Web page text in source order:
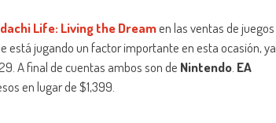
Life: Living the Dreamen las ventas de juegos
está jugando un factor importante en esta ocasión, ya
A final de cuentas ambos son de Nintendo. EA
en lugar de $1,399.